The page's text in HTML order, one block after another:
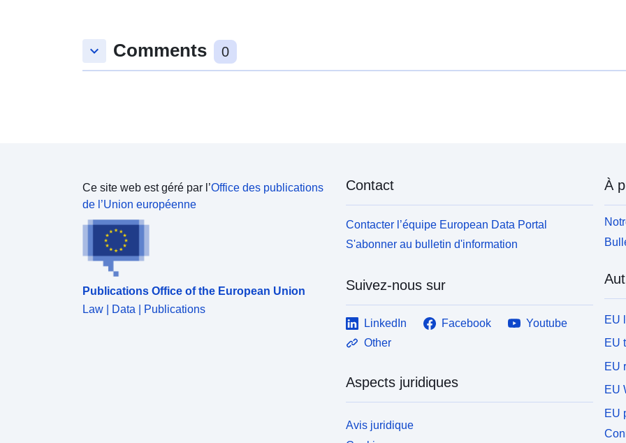
keyboard_arrow_down Comments 0
Ce site web est géré par l’Office des publications
de l’Union européenne
Publications Office of the European Union
Law | Data | Publications
Contact
Contacter l’équipe European Data Portal
S'abonner au bulletin d'information
Suivez-nous sur
LinkedIn Facebook
Youtube
Other
Aspects juridiques
Avis juridique
À
EU
EU
EU
EU
EU